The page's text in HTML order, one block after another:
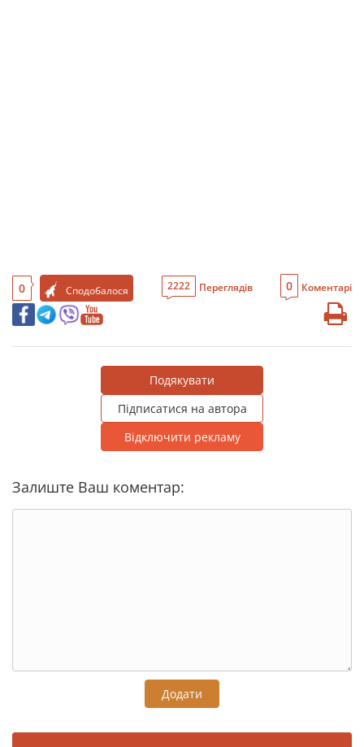
0 Сподобалося 2222 Переглядів 0 Коментарі
Подякувати
Підписатися на автора
Відключити рекламу
Залиште Ваш коментар:
Додати